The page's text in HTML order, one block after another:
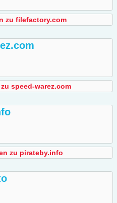
zu filefactory.com
speed-warez.com
zu pirateby.info